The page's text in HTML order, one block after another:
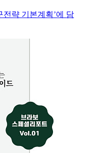
전략 기본계획’에 담